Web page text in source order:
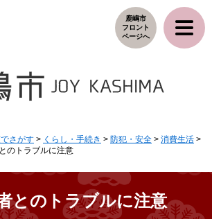
鹿嶋市
フロント
ページへ
さがす > くらし・手続き > 防犯・安全 > 消費生活 >
のトラブルに注意
とのトラブルに注意